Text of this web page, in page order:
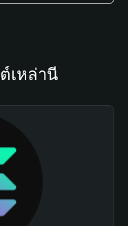
เหล่านี้